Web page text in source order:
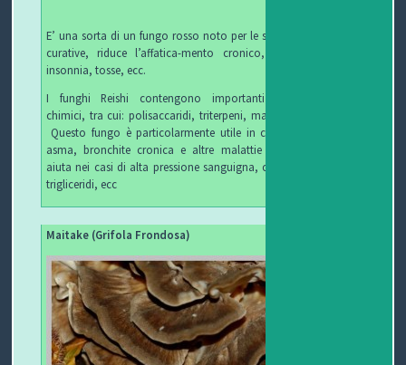
E’ una sorta di un fungo rosso noto per le sue proprietà
curative, riduce l’affatica-mento cronico, debolezza,
insonnia, tosse, ecc.
I funghi Reishi contengono importanti ingredienti
chimici, tra cui: polisaccaridi, triterpeni, mannitolo ecc.
Questo fungo è particolarmente utile in condizioni di
asma, bronchite cronica e altre malattie respiratorie;
aiuta nei casi di alta pressione sanguigna, colesterolo e
trigliceridi, ecc
Maitake (Grifola Frondosa)